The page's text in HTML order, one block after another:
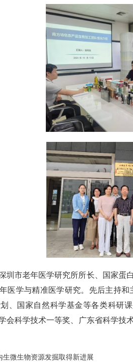
圳市老年医学研究所所长、国家蛋
医学与精准医学研究。先后主持
、国家自然科学基金等各类科研
会科学技术一等奖、广东省科学技
生微生物资源发掘取得新进展